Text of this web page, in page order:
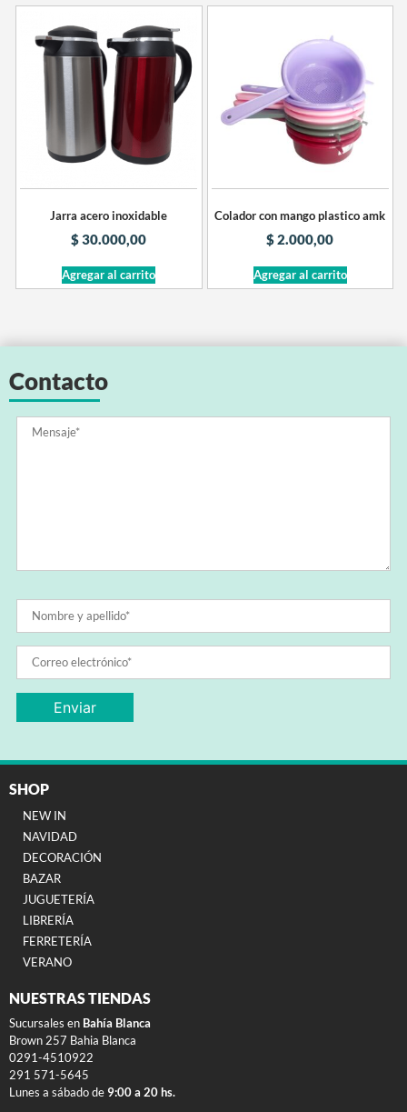
Jarra acero inoxidable
$30.000,00
Agregar al carrito
Colador con mango plastico amk
$2.000,00
Agregar al carrito
Contacto
SHOP
NEW IN
NAVIDAD
DECORACIÓN
BAZAR
JUGUETERÍA
LIBRERÍA
FERRETERÍA
VERANO
NUESTRAS TIENDAS
Sucursales en Bahía Blanca
Brown 257 Bahia Blanca
0291-4510922
291 571-5645
Lunes a sábado de 9:00 a 20 hs.